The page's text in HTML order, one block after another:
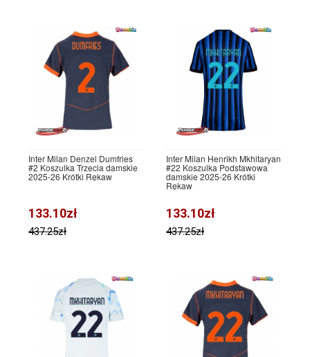
Inter Milan Denzel Dumfries
#2 Koszulka Trzecia damskie
2025-26 Krótki Rękaw
133.10zł
437.25zł
Inter Milan Henrikh Mkhitaryan
#22 Koszulka Podstawowa
damskie 2025-26 Krótki
Rękaw
133.10zł
437.25zł